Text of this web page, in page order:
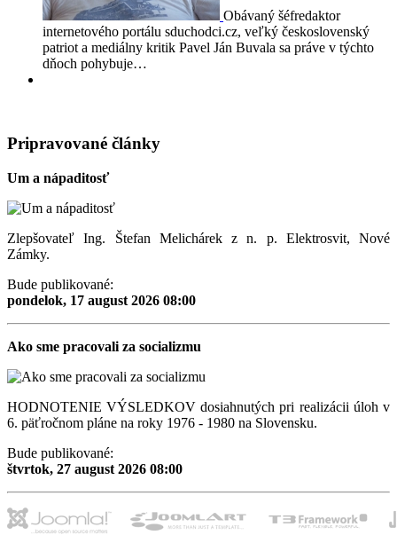
Obávaný šéfredaktor
internetového portálu sduchodci.cz, veľký československý
patriot a mediálny kritik Pavel Ján Buvala sa práve v týchto
dňoch pohybuje…
Pripravované články
Um a nápaditosť
Zlepšovateľ Ing. Štefan Melichárek z n. p. Elektrosvit, Nové
Zámky.
Bude publikované:
pondelok, 17 august 2026 08:00
Ako sme pracovali za socializmu
HODNOTENIE VÝSLEDKOV dosiahnutých pri realizácii úloh v
6. päťročnom pláne na roky 1976 - 1980 na Slovensku.
Bude publikované:
štvrtok, 27 august 2026 08:00